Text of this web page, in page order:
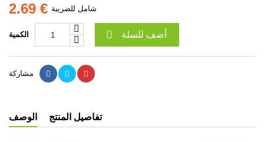
2.69 € شامل للضريبة
الكمية  أضف للسلة
مشاركة
الوصف تفاصيل المنتج